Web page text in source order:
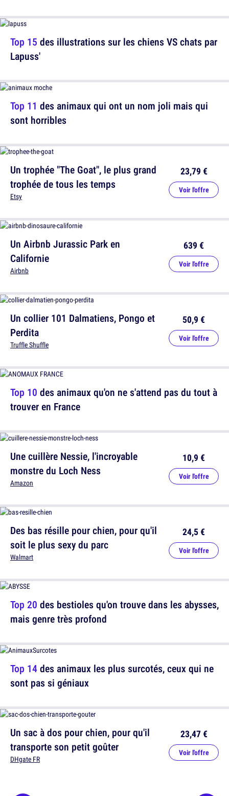
Top 11 des animaux qui ont un nom joli mais qui
sont horribles
Un Airbnb Jurassic Park en
Californie
Airbnb
639 €
Voir l'offre
Top 10 des animaux qu'on ne s'attend pas du tout à
trouver en France
Des bas résille pour chien, pour qu'il
soit le plus sexy du parc
Walmart
24,5 €
Voir l'offre
Top 14des animaux les plus surcotés, ceux qui ne
sont pas si géniaux
Top 15 des illustrations sur les chiens VS chats par
Lapuss'
Un trophée "The Goat", le plus grand
trophée de tous les temps
Etsy
23,79 €
Voir l'offre
Un collier 101 Dalmatiens, Pongo et
Perdita
Truffle Shuffle
50,9 €
Voir l'offre
Une cuillère Nessie, l'incroyable
monstre du Loch Ness
Amazon
10,9 €
Voir l'offre
Top 20 des bestioles qu'on trouve dans les abysses,
mais genre très profond
Un sac à dos pour chien, pour qu'il
transporte son petit goûter
DHgate FR
23,47 €
Voir l'offre